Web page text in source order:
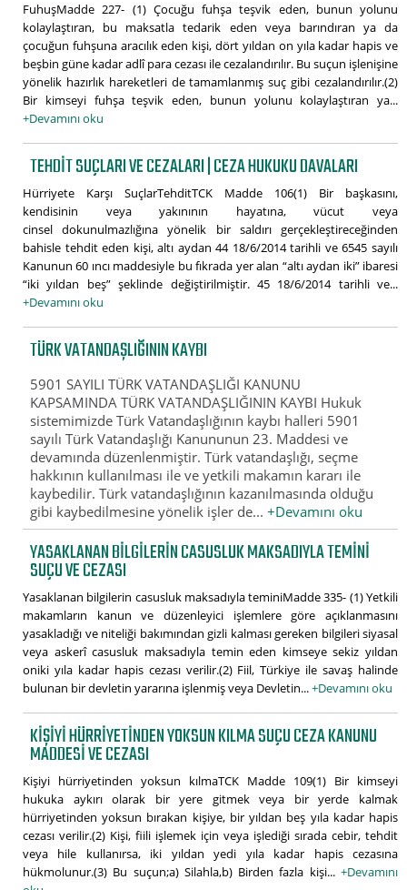
FuhuşMadde 227- (1) Çocuğu fuhşa teşvik eden, bunun yolunu
kolaylaştıran, bu maksatla tedarik eden veya barındıran ya da
çocuğun fuhşuna aracılık eden kişi, dört yıldan on yıla kadar hapis ve
beşbin güne kadar adlî para cezası ile cezalandırılır. Bu suçun işlenişine
yönelik hazırlık hareketleri de tamamlanmış suç gibi cezalandırılır.(2)
Bir kimseyi fuhşa teşvik eden, bunun yolunu kolaylaştıran ya...
+Devamını oku
TEHDIT SUÇLARI VE CEZALARI | CEZA HUKUKU DAVALARI
Hürriyete Karşı SuçlarTehditTCK Madde 106(1) Bir başkasını,
kendisinin veya yakınının hayatına, vücut veya
cinsel dokunulmazlığına yönelik bir saldırı gerçekleştireceğinden
bahisle tehdit eden kişi, altı aydan 44 18/6/2014 tarihli ve 6545 sayılı
Kanunun 60 ıncı maddesiyle bu fıkrada yer alan “altı aydan iki” ibaresi
“iki yıldan beş” şeklinde değiştirilmiştir. 45 18/6/2014 tarihli ve...
+Devamını oku
TÜRK VATANDAŞLIĞININ KAYBI
5901 SAYILI TÜRK VATANDAŞLIĞI KANUNU
KAPSAMINDA TÜRK VATANDAŞLIĞININ KAYBI Hukuk
sistemimizde Türk Vatandaşlığının kaybı halleri 5901
sayılı Türk Vatandaşlığı Kanununun 23. Maddesi ve
devamında düzenlenmiştir. Türk vatandaşlığı, seçme
hakkının kullanılması ile ve yetkili makamın kararı ile
kaybedilir. Türk vatandaşlığının kazanılmasında olduğu
gibi kaybedilmesine yönelik işler de...+Devamını oku
YASAKLANAN BILGILERIN CASUSLUK MAKSADIYLA TEMINI
SUÇU VE CEZASI
Yasaklanan bilgilerin casusluk maksadıyla teminiMadde 335- (1) Yetkili
makamların kanun ve düzenleyici işlemlere göre açıklanmasını
yasakladığı ve niteliği bakımından gizli kalması gereken bilgileri siyasal
veya askerî casusluk maksadıyla temin eden kimseye sekiz yıldan
oniki yıla kadar hapis cezası verilir.(2) Fiil, Türkiye ile savaş halinde
bulunan bir devletin yararına işlenmiş veya Devletin...+Devamını oku
KIŞIYI HÜRRIYETINDEN YOKSUN KILMA SUÇU CEZA KANUNU
MADDESI VE CEZASI
Kişiyi hürriyetinden yoksun kılmaTCK Madde 109(1) Bir kimseyi
hukuka aykırı olarak bir yere gitmek veya bir yerde kalmak
hürriyetinden yoksun bırakan kişiye, bir yıldan beş yıla kadar hapis
cezası verilir.(2) Kişi, fiili işlemek için veya işlediği sırada cebir, tehdit
veya hile kullanırsa, iki yıldan yedi yıla kadar hapis cezasına
hükmolunur.(3) Bu suçun;a) Silahla,b) Birden fazla kişi... +Devamını